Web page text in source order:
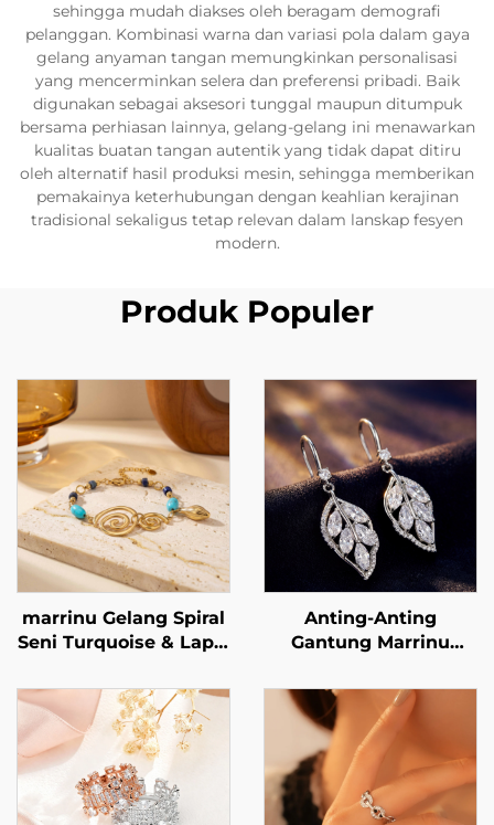
sehingga mudah diakses oleh beragam demografi
pelanggan. Kombinasi warna dan variasi pola dalam gaya
gelang anyaman tangan memungkinkan personalisasi
yang mencerminkan selera dan preferensi pribadi. Baik
digunakan sebagai aksesori tunggal maupun ditumpuk
bersama perhiasan lainnya, gelang-gelang ini menawarkan
kualitas buatan tangan autentik yang tidak dapat ditiru
oleh alternatif hasil produksi mesin, sehingga memberikan
pemakainya keterhubungan dengan keahlian kerajinan
tradisional sekaligus tetap relevan dalam lanskap fesyen
modern.
Produk Populer
marrinu Gelang Spiral
Seni Turquoise & Lapis
Perhiasan Mewah
Minimalis BXGT-02
Anting-Anting
Gantung Marrinu
dengan Zirkon untuk
Wanita | Kait Logam
Perak Sterling 925 |
Anting-Anting
Gantung Mewah
Ringan Bergaya Hutan